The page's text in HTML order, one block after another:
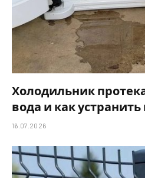
Холодильник
вода и как
16.07.2026